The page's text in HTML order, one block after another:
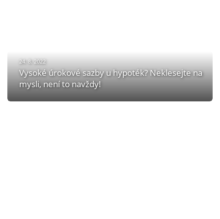
24. 8. 2022
Vysoké úrokové sazby u hypoték? Neklesejte na
mysli, není to navždy!